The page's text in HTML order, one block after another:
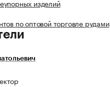
изделий
по оптовой торговле рудами